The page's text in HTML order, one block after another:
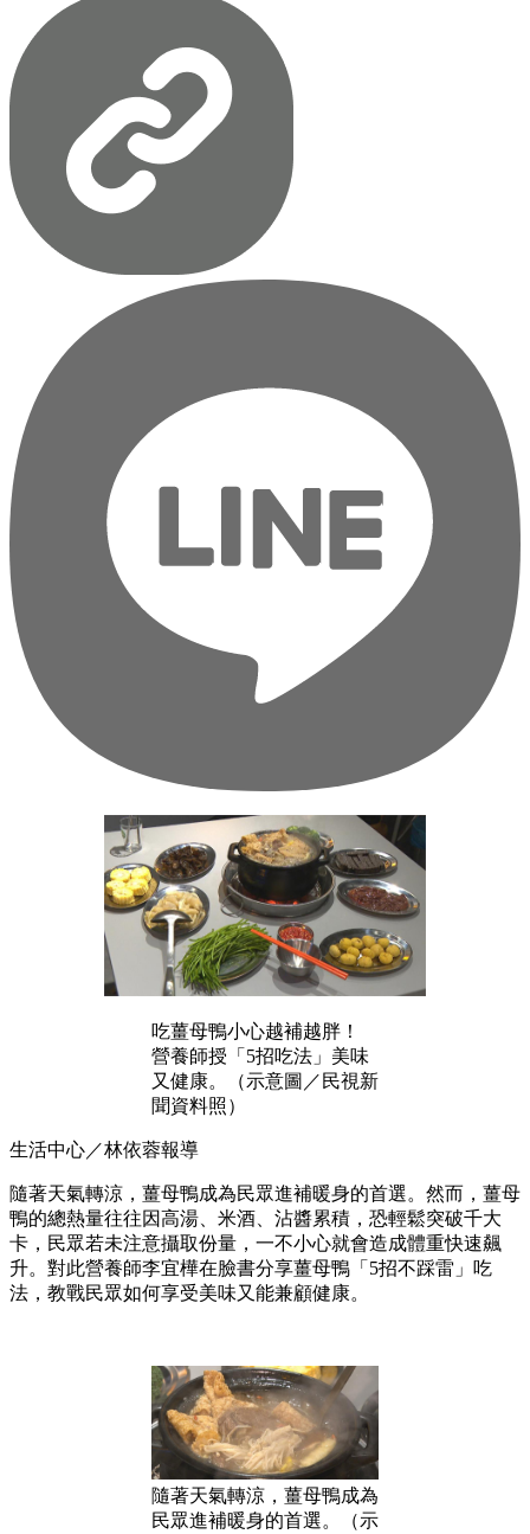
吃薑母鴨小心越補越胖！
營養師授「5招吃法」美味
又健康。（示意圖／民視新
聞資料照）
生活中心／林依蓉報導
隨著天氣轉涼，薑母鴨成為民眾進補暖身的首選。然而，薑母
鴨的總熱量往往因高湯、米酒、沾醬累積，恐輕鬆突破千大
卡，民眾若未注意攝取份量，一不小心就會造成體重快速飆
升。對此營養師李宜樺在臉書分享薑母鴨「5招不踩雷」吃
法，教戰民眾如何享受美味又能兼顧健康。
隨著天氣轉涼，薑母鴨成為
民眾進補暖身的首選。（示